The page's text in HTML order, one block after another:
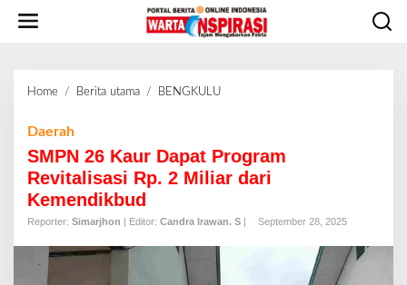
Home / Berita utama / BENGKULU
2
6
a
Daerah
SMPN 26 Kaur Dapat Program
Revitalisasi Rp. 2 Miliar dari
Kemendikbud
Reporter: Simarjhon | Editor: Candra Irawan. S | September 28, 2025